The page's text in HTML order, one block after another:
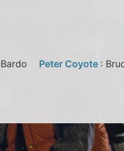
Bardo Peter Coyote :